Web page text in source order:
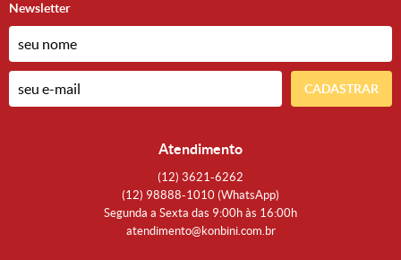
Newsletter
CADASTRAR
Atendimento
(12) 3621-6262
(12) 98888-1010 (WhatsApp)
Segunda a Sexta das 9:00h às 16:00h
atendimento@konbini.com.br